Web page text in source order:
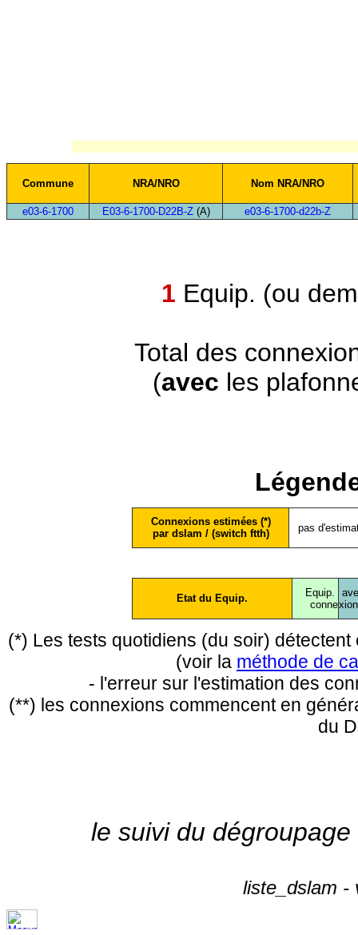
Commune NRA/NRO Nom NRA/NRO
e03-6-1700 E03-6-1700-D22B-Z(A) e03-6-1700-d22b-Z
1 Equip. (ou
Total des
(avec les
Connexions estimées (*)
par dslam / (switch ftth)
pas
Etat du Equip.
Equip.
conne
(*) Les tests quotidiens (du soir)
(voir la méthode de
- l'erreur sur l'estimation des
(**) les connexions commencent en
du
le suivi du
liste_dslam -